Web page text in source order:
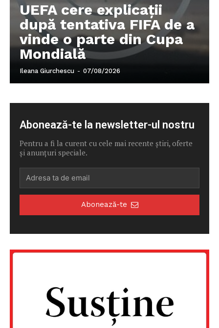
UEFA cere explicații
după tentativa FIFA de a
vinde o parte din Cupa
Mondială
Ileana Giurchescu - 07/08/2026
Abonează-te la newsletter-ul nostru
Pentru a fi la curent cu cele mai recente știri, oferte
și anunțuri speciale.
Abonează-te